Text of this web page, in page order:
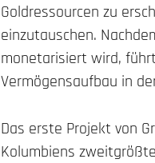
Goldressourcen zu
einzutauschen.
monetarisiert wird,
Vermögensaufbau in
Das erste Projekt von
Kolumbiens